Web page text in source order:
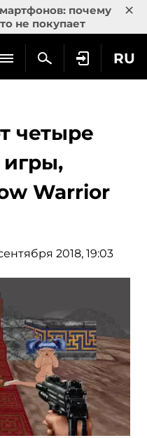
почему
не покупает
×
RU
четыре
игры,
Warrior
2018, 19:03